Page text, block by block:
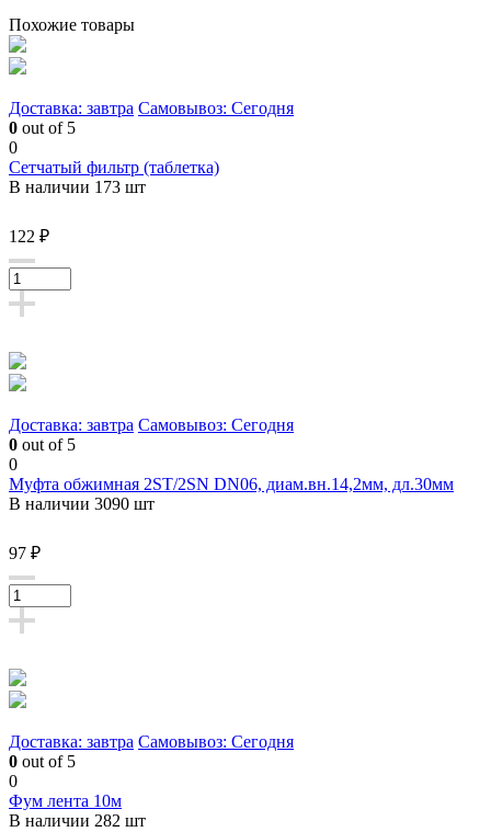
Похожие товары
Доставка: завтра Самовывоз: Сегодня
0 out of 5
0
Сетчатый фильтр (таблетка)
В наличии 173 шт
122 ₽
Доставка: завтра Самовывоз: Сегодня
0 out of 5
0
Муфта обжимная 2ST/2SN DN06, диам.вн.14,2мм, дл.30мм
В наличии 3090 шт
97 ₽
Доставка: завтра Самовывоз: Сегодня
0 out of 5
0
Фум лента 10м
В наличии 282 шт